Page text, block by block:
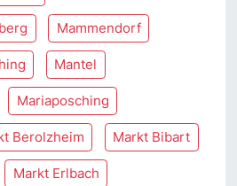
Mammendorf
Mantel
Mariaposching
Berolzheim Markt Bibart
Markt Erlbach